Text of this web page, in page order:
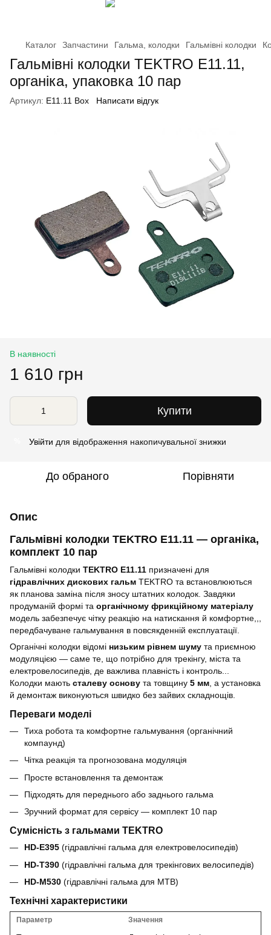
Каталог Запчастини Гальма, колодки Гальмівні колодки
Гальмівні колодки TEKTRO E11.11,
органіка, упаковка 10 пар
Артикул: E11.11 Box Написати відгук
В наявності
1 610 грн
Купити
Увійти для відображення накопичувальної знижки
До обраного Порівняти
Опис
Гальмівні колодки TEKTRO E11.11 — органіка,
комплект 10 пар
Гальмівні колодки TEKTRO E11.11 призначені для
гідравлічних дискових гальм TEKTRO та встановлюються
як планова заміна після зносу штатних колодок. Завдяки
продуманій формі та органічному фрикційному матеріалу
модель забезпечує чітку реакцію на натискання й комфортне,,,
передбачуване гальмування в повсякденній експлуатації.
Органічні колодки відомі низьким рівнем шуму та приємною
модуляцією — саме те, що потрібно для трекінгу, міста та
електровелосипедів, де важлива плавність і контроль...
Колодки мають сталеву основу та товщину 5 мм , а установка
й демонтаж виконуються швидко без зайвих складнощів.
Переваги моделі
Тиха робота та комфортне гальмування (органічний
компаунд)
Чітка реакція та прогнозована модуляція
Просте встановлення та демонтаж
Підходять для переднього або заднього гальма
Зручний формат для сервісу — комплект 10 пар
Сумісність з гальмами TEKTRO
HD-E395 (гідравлічні гальма для електровелосипедів)
HD-T390 (гідравлічні гальма для трекінгових велосипедів)
HD-M530 (гідравлічні гальма для MTB)
Технічні характеристики
Параметр Значення